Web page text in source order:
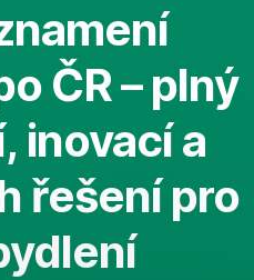
ČR – plný
inovací a
řešení pro